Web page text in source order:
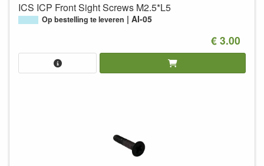
ICS ICP Front Sight Screws M2.5*L5
Op bestelling te leveren AI-05
€ 3.00